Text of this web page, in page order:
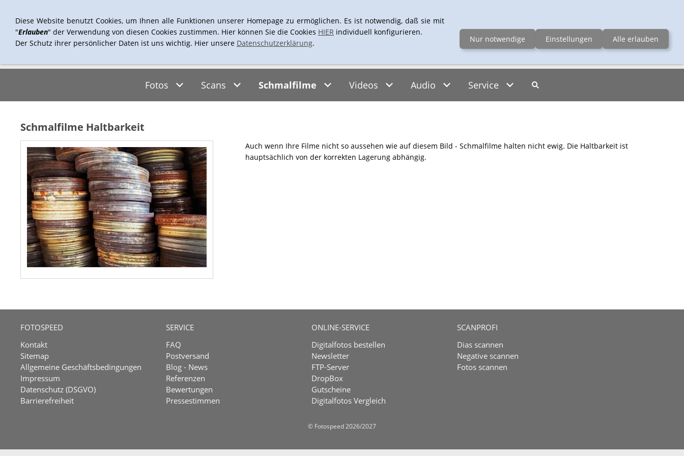
+43-1-4061661
Fotos Scans Schmalfilme Videos Audio Service
Schmalfilme Haltbarkeit
Auch wenn Ihre Filme nicht so aussehen wie auf diesem Bild - Schmalfilme halten nicht ewig. Die Haltbarkeit ist
hauptsächlich von der korrekten Lagerung abhängig.
FOTOSPEED
Kontakt
Sitemap
Allgemeine Geschäftsbedingungen
Impressum
Datenschutz (DSGVO)
Barrierefreiheit
SERVICE
FAQ
Postversand
Blog - News
Referenzen
Bewertungen
Pressestimmen
ONLINE-SERVICE
Digitalfotos bestellen
Newsletter
FTP-Server
DropBox
Gutscheine
Digitalfotos Vergleich
SCANPROFI
Dias scannen
Negative scannen
Fotos scannen
© Fotospeed 2026/2027
Diese Website benutzt Cookies, um Ihnen alle Funktionen unserer Homepage zu ermöglichen. Es ist notwendig, daß sie mit
"Erlauben" der Verwendung von diesen Cookies zustimmen. Hier können Sie die Cookies HIER individuell konfigurieren.
Der Schutz ihrer persönlicher Daten ist uns wichtig. Hier unsere Datenschutzerklärung. Nur notwendige Einstellungen Alle erlauben